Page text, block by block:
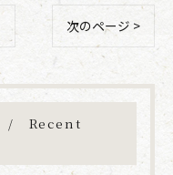
次のページ >
Recent